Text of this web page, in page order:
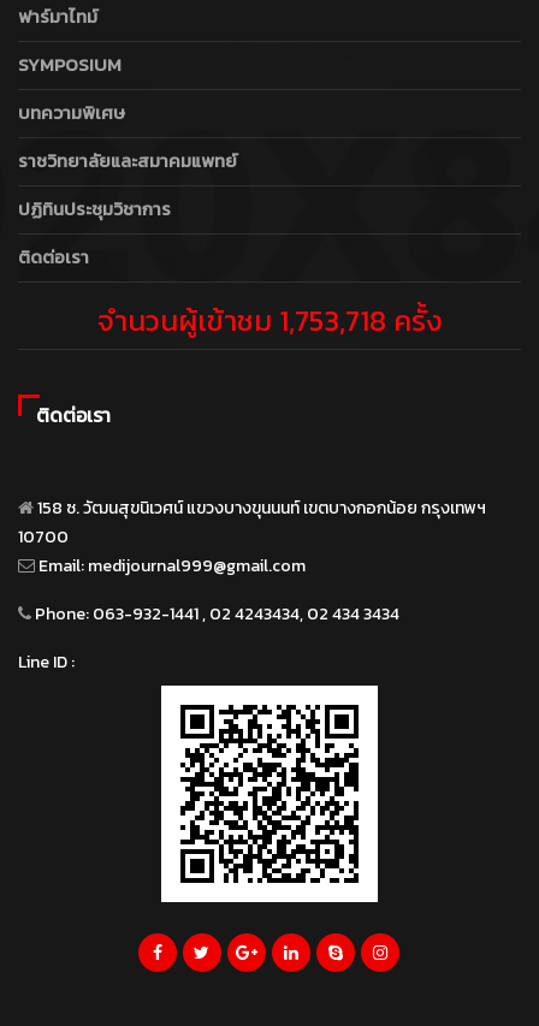
ฟาร์มาไทม์
SYMPOSIUM
บทความพิเศษ
ราชวิทยาลัยและสมาคมแพทย์
ปฏิทินประชุมวิชาการ
ติดต่อเรา
จำนวนผู้เข้าชม 1,753,718 ครั้ง
ติดต่อเรา
158 ซ. วัฒนสุขนิเวศน์ แขวงบางขุนนนท์ เขตบางกอกน้อย กรุงเทพฯ
10700
Email:medijournal999@gmail.com
Phone:063-932-1441 , 02 4243434, 02 434 3434
Line ID :